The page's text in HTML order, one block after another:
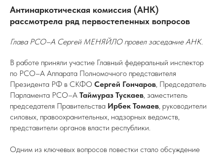
Антинаркотическая комиссия (АНК)
рассмотрела ряд первостепенных вопросов
Глава РСО–А Сергей МЕНЯЙЛО провел заседание АНК.
В работе приняли участие Главный федеральный инспектор
по РСО–А Аппарата Полномочного представителя
Президента РФ в СКФО Сергей Гончаров, Председатель
Парламента РСО–А Таймураз Тускаев, заместитель
председателя Правительства Ирбек Томаев, руководители
силовых, правоохранительных, надзорных ведомств,
представители органов власти республики.
Одним из ключевых вопросов повестки стало обсуждение